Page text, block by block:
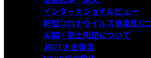
インターナショナルビュー
新型コロナウイルス感染症に
尖閣・領土問題について
JRCL大会報告